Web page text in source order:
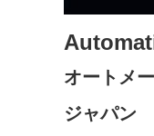
オートメ
ジャパン